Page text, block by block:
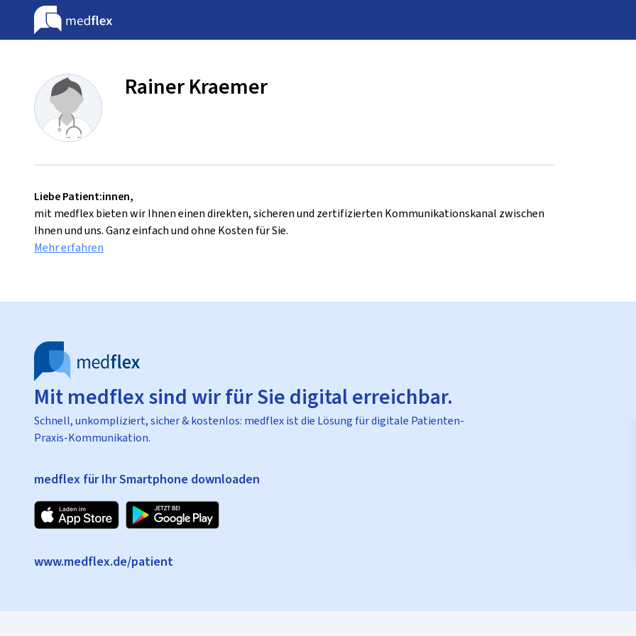
Rainer Kraemer
Liebe Patient:innen,
mit medflex bieten wir Ihnen einen direkten, sicheren und zertifizierten Kommunikationskanal zwischen
Ihnen und uns. Ganz einfach und ohne Kosten für Sie.
Mehr erfahren
Mit medflex sind wir für Sie digital erreichbar.
Schnell, unkompliziert, sicher & kostenlos: medflex ist die Lösung für digitale Patienten-
Praxis-Kommunikation.
medflex für Ihr Smartphone downloaden
www.medflex.de/patient